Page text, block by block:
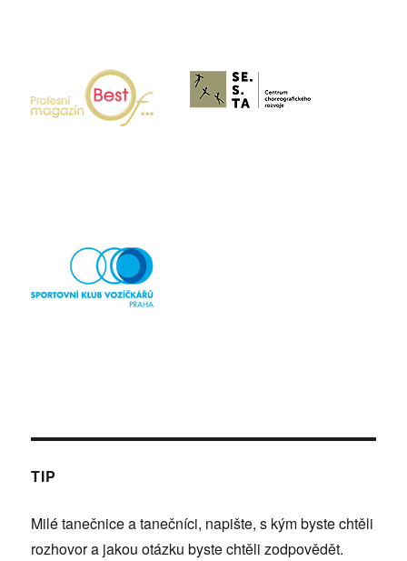
TIP
Milé tanečnice a tanečníci, napište, s kým byste chtěli
rozhovor a jakou otázku byste chtěli zodpovědět.